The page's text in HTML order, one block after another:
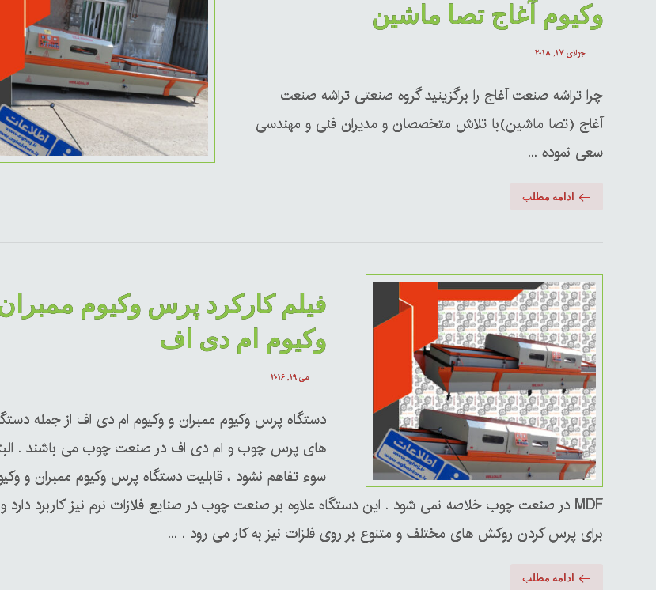
وکیوم آغاج تصا ماشین
جولای ۱۷, ۲۰۱۸
چرا تراشه صنعت آغاج را برگزینید گروه صنعتی تراشه صنعت
آغاج (تصا ماشین)با تلاش متخصصان و مدیران فنی و مهندسی
سعی نموده ...
ادامه مطلب
فیلم کارکرد پرس وکیوم
وکیوم ام دی اف
می ۱۹, ۲۰۱۶
دستگاه پرس وکیوم ممبران و وکیوم ام دی اف از جمله
های پرس چوب و ام دی اف در صنعت چوب می باشند .
سوء تفاهم نشود ، قابلیت دستگاه پرس وکیوم ممبران و
MDF در صنعت چوب خلاصه نمی شود . این دستگاه علاوه بر صنعت چوب در صنایع فلازات نرم نیز کاربرد دارد و
برای پرس کردن روکش های مختلف و متنوع بر روی فلزات نیز به کار می رود . ...
ادامه مطلب